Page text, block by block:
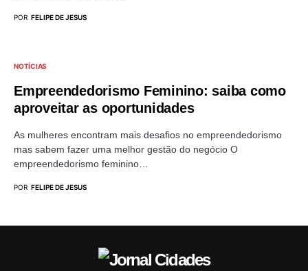
POR FELIPE DE JESUS
NOTÍCIAS
Empreendedorismo Feminino: saiba como
aproveitar as oportunidades
As mulheres encontram mais desafios no empreendedorismo
mas sabem fazer uma melhor gestão do negócio O
empreendedorismo feminino…
POR FELIPE DE JESUS